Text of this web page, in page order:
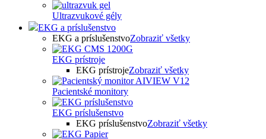
Ultrazvukové gély
EKG a príslušenstvo
EKG a príslušenstvoZobraziť všetky
EKG prístroje
EKG prístrojeZobraziť všetky
Pacientské monitory
EKG príslušenstvo
EKG príslušenstvoZobraziť všetky